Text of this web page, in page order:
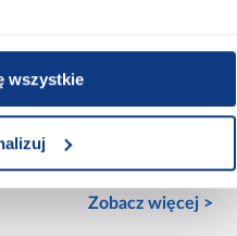
wszystkie
Zobacz więcej >